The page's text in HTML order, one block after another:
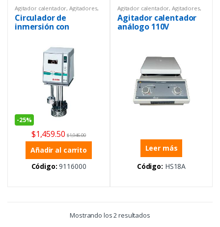
Agitador calentador,Agitadores,
Equipos de Laboratorio General
Ofertas
Circulador de
inmersión con
-25%
$1,459.50 $1,946.00
Añadir al carrito
Código: 9116000
Agitador calentador,Agitadores,
Equipos de Laboratorio
Agitador calentador
análogo 110V
Leer más
Código: HS18A
Mostrando los 2 resultados